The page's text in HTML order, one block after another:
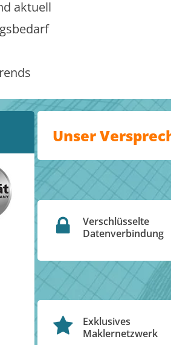
aktuell
Unser
Verschlüsselte
Datenverbindung
Exklusives
Maklernetzwerk